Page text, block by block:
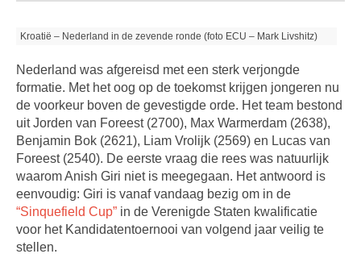
Kroatië – Nederland in de zevende ronde (foto ECU – Mark Livshitz)
Nederland was afgereisd met een sterk verjongde
formatie. Met het oog op de toekomst krijgen jongeren nu
de voorkeur boven de gevestigde orde. Het team bestond
uit Jorden van Foreest (2700), Max Warmerdam (2638),
Benjamin Bok (2621), Liam Vrolijk (2569) en Lucas van
Foreest (2540). De eerste vraag die rees was natuurlijk
waarom Anish Giri niet is meegegaan. Het antwoord is
eenvoudig: Giri is vanaf vandaag bezig om in de
“Sinquefield Cup” in de Verenigde Staten kwalificatie
voor het Kandidatentoernooi van volgend jaar veilig te
stellen.